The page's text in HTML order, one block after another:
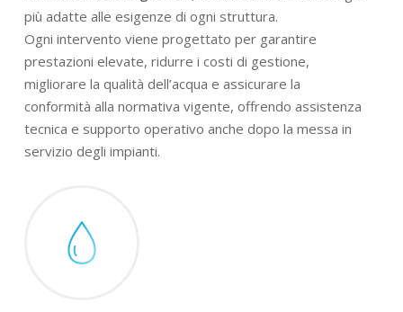
più adatte alle esigenze di ogni struttura.
Ogni intervento viene progettato per garantire
prestazioni elevate, ridurre i costi di gestione,
migliorare la qualità dell’acqua e assicurare la
conformità alla normativa vigente, offrendo assistenza
tecnica e supporto operativo anche dopo la messa in
servizio degli impianti.